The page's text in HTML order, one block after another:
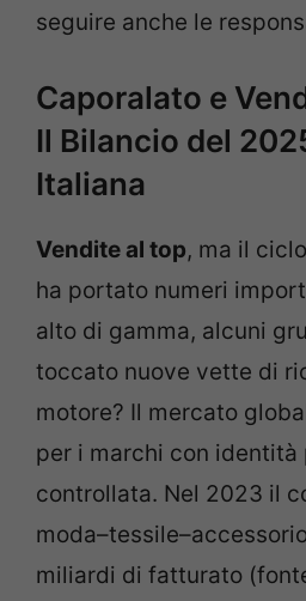
seguire anche le
Caporalato e
Il Bilancio del
Italiana
Vendite al top, ma il
ha portato numeri
alto di gamma, alcuni
toccato nuove vette di
motore? Il mercato
per i marchi con identità
controllata. Nel 2023 il
miliardi di fatturato